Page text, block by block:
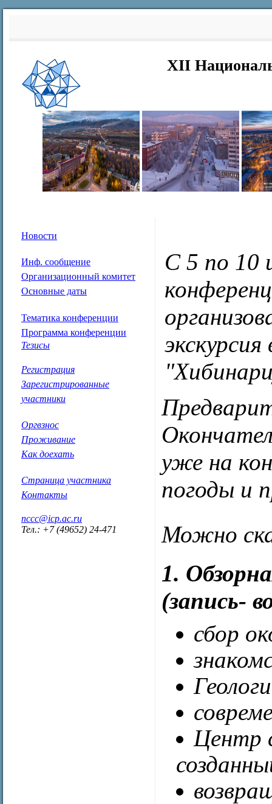
XII
Новости
Инф. сообщение
Организационный комитет
Основные даты
Тематика конференции
Программа конференции
Тезисы
Регистрация
Зарегистрированные
участники
Оргвзнос
Проживание
Как доехать
Страница участника
Контакты
nccc@icp.ac.ru
Тел.: +7 (49652) 24-471
С 5 по 10
уже на
погоды и
Можно
1.
(запись-
сбор
Центр